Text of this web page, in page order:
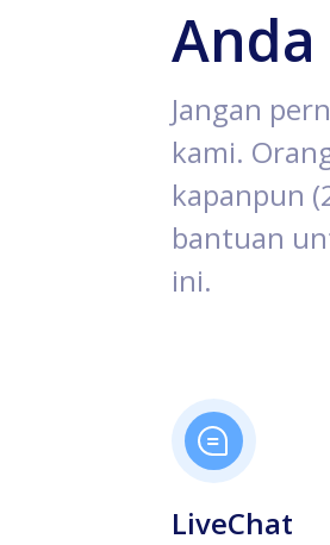
Jangan
kami.
kapanpun
bantuan
ini.
LiveChat